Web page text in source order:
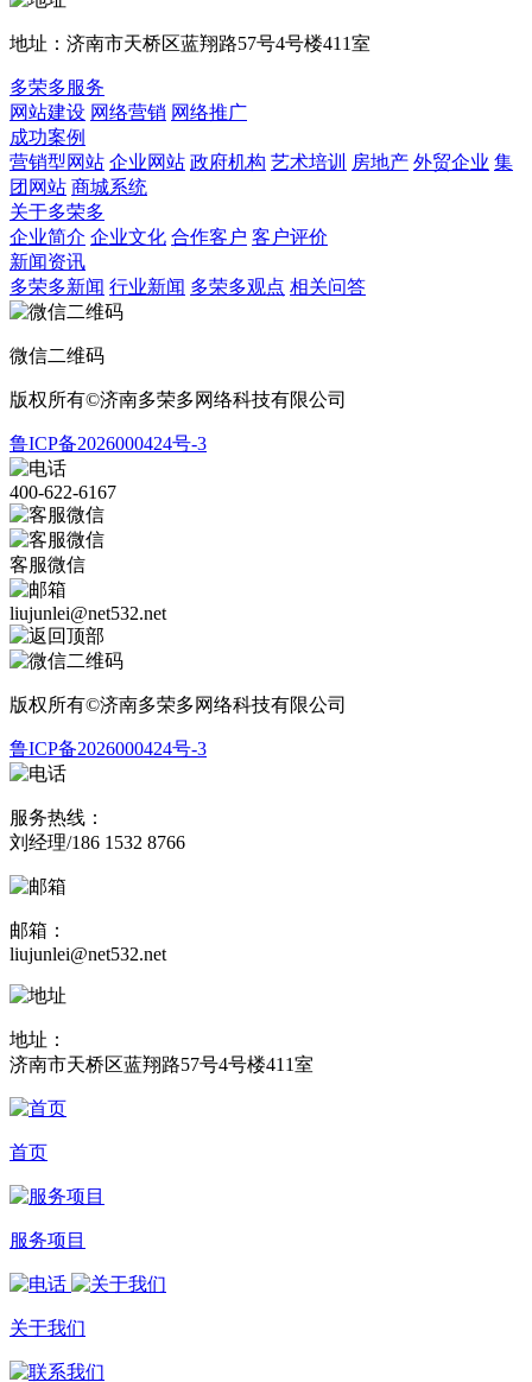
地址：济南市天桥区蓝翔路57号4号楼411室
多荣多服务
网站建设 网络营销 网络推广
成功案例
营销型网站 企业网站 政府机构 艺术培训 房地产 外贸企业 集
团网站 商城系统
关于多荣多
企业简介 企业文化 合作客户 客户评价
新闻资讯
多荣多新闻 行业新闻 多荣多观点 相关问答
微信二维码
版权所有©济南多荣多网络科技有限公司
鲁ICP备2026000424号-3
400-622-6167
客服微信
liujunlei@net532.net
版权所有©济南多荣多网络科技有限公司
鲁ICP备2026000424号-3
服务热线：
刘经理/186 1532 8766
邮箱：
liujunlei@net532.net
地址：
济南市天桥区蓝翔路57号4号楼411室
首页
服务项目
关于我们